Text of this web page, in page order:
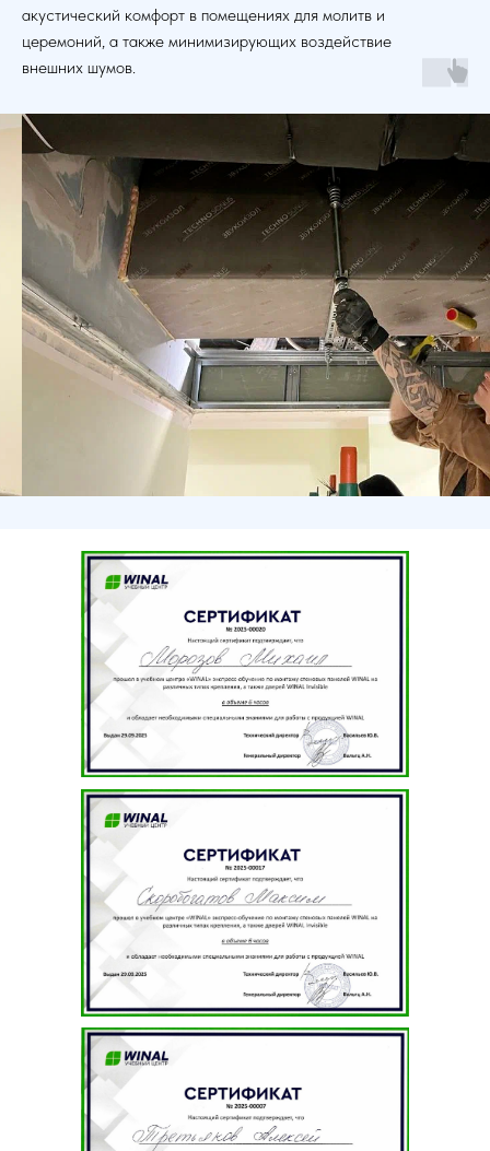
акустический комфорт в помещениях для молитв и
церемоний, а также минимизирующих воздействие
внешних шумов.